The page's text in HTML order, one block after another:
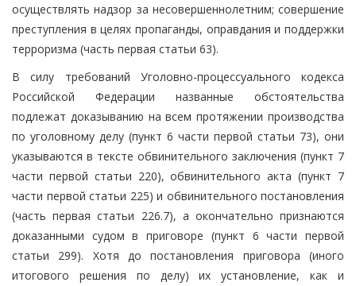
осуществлять надзор за несовершеннолетним; совершение
преступления в целях пропаганды, оправдания и поддержки
терроризма (часть первая статьи 63).
В силу требований Уголовно-процессуального кодекса
Российской Федерации названные обстоятельства
подлежат доказыванию на всем протяжении производства
по уголовному делу (пункт 6 части первой статьи 73), они
указываются в тексте обвинительного заключения (пункт 7
части первой статьи 220), обвинительного акта (пункт 7
части первой статьи 225) и обвинительного постановления
(часть первая статьи 226.7), а окончательно признаются
доказанными судом в приговоре (пункт 6 части первой
статьи 299). Хотя до постановления приговора (иного
итогового решения по делу) их установление, как и